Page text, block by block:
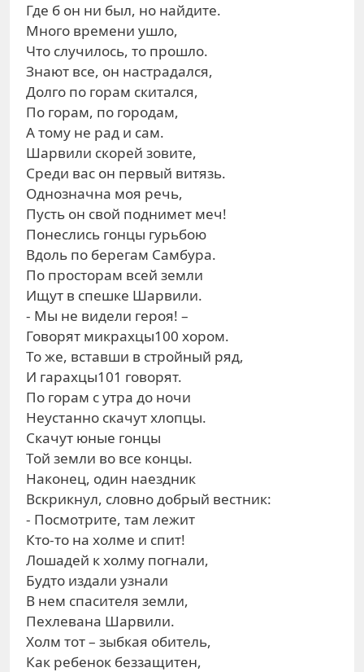
Где б он ни был, но найдите.
Много времени ушло,
Что случилось, то прошло.
Знают все, он настрадался,
Долго по горам скитался,
По горам, по городам,
А тому не рад и сам.
Шарвили скорей зовите,
Среди вас он первый витязь.
Однозначна моя речь,
Пусть он свой поднимет меч!
Понеслись гонцы гурьбою
Вдоль по берегам Самбура.
По просторам всей земли
Ищут в спешке Шарвили.
- Мы не видели героя! –
Говорят микрахцы100 хором.
То же, вставши в стройный ряд,
И гарахцы101 говорят.
По горам с утра до ночи
Неустанно скачут хлопцы.
Скачут юные гонцы
Той земли во все концы.
Наконец, один наездник
Вскрикнул, словно добрый вестник:
- Посмотрите, там лежит
Кто-то на холме и спит!
Лошадей к холму погнали,
Будто издали узнали
В нем спасителя земли,
Пехлевана Шарвили.
Холм тот – зыбкая обитель,
Как ребенок беззащитен,